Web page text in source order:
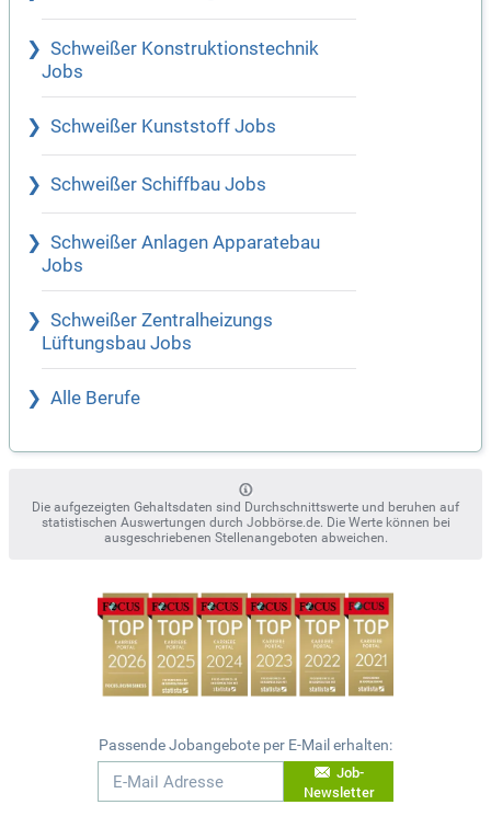
Schweißer Konstruktionstechnik
Jobs
Schweißer Kunststoff Jobs
Schweißer Schiffbau Jobs
Schweißer Anlagen Apparatebau
Jobs
Schweißer Zentralheizungs
Lüftungsbau Jobs
Alle Berufe
Die aufgezeigten Gehaltsdaten sind Durchschnittswerte und beruhen auf
statistischen Auswertungen durch Jobbörse.de. Die Werte können bei
ausgeschriebenen Stellenangeboten abweichen.
Passende Jobangebote per E-Mail erhalten:
Job-
Newsletter